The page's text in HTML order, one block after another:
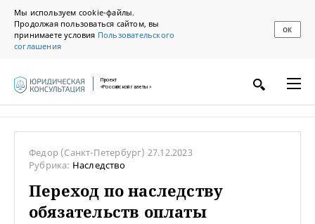
Мы используем cookie-файлы.
Продолжая пользоваться сайтом, вы
принимаете условия Пользовательского
соглашения
ОК
Проект
«Российской газеты»
Федор (Санкт-Петербург) 27.12.2023
Рубрика: Наследство
Переход по наследству
обязательств оплаты